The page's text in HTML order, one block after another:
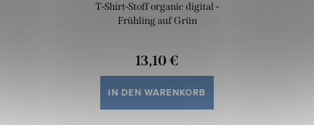
T-Shirt-Stoff organic digital -
Frühling auf Grün
13,10 €
IN DEN WARENKORB